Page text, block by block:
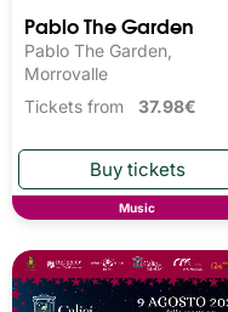
Pablo The Garden
Pablo The Garden,
Morrovalle
Tickets from 37.98€
Music